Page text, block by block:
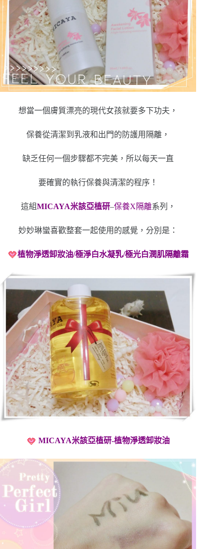
想當一個膚質漂亮的現代女孩就要多下功夫，
保養從清潔到乳液和出門的防護用隔離，
缺乏任何一個步驟都不完美，所以每天一直
要確實的執行保養與清潔的程序！
這組MICAYA米該亞植研–保養X隔離系列，
妙妙琳蠻喜歡整套一起使用的感覺，分別是：
植物淨透卸妝油/極淨白水凝乳/極光白潤肌隔離霜
MICAYA米該亞植研-植物淨透卸妝油